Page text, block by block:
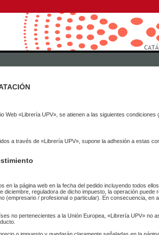
Web «Librería UPV», se atienen a las siguientes condiciones
a través de «Librería UPV», supone la adhesión a estas
la página web en la fecha del pedido incluyendo todos
diciembre, reguladora de dicho impuesto, la operación
(empresario / profesional o particular). En consecuencia, en
no pertenecientes a la Unión Europea, «Librería UPV»